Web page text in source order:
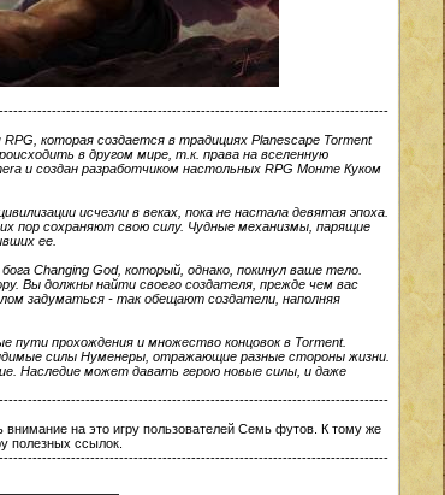
которая создается в традициях Planescape Torment
в другом мире, т.к. права на вселенную
и создан разработчиком настольных RPG Монте Куком
исчезли в веках, пока не настала девятая эпоха.
пор сохраняют свою силу. Чудные механизмы, парящие
ее.
Changing God, который, однако, покинул ваше тело.
Вы должны найти своего создателя, прежде чем вас
задуматься - так обещают создатели, наполняя
прохождения и множество концовок в Torment.
силы Нуменеры, отражающие разные стороны жизни.
Наследие может давать герою новые силы, и даже
на это игру пользователей Семь футов. К тому же
полезных ссылок.